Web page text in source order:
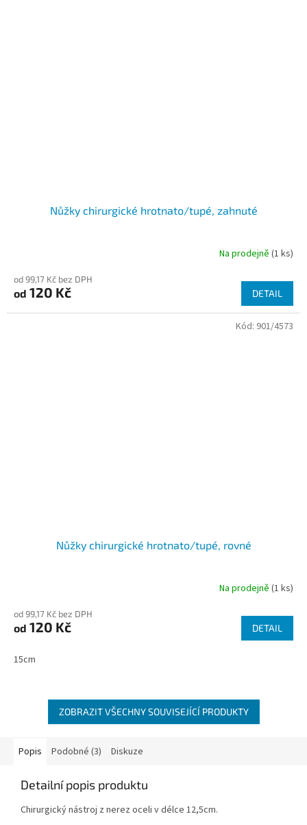
Nůžky chirurgické hrotnato/tupé, zahnuté
Na prodejně (1 ks)
od 99,17 Kč bez DPH
od 120 Kč DETAIL
Nůžky chirurgické hrotnato/tupé, rovné
Na prodejně (1 ks)
od 99,17 Kč bez DPH
od 120 Kč DETAIL
15cm
Kód: 901/4573
ZOBRAZIT VŠECHNY SOUVISEJÍCÍ PRODUKTY
Popis Podobné (3) Diskuze
Detailní popis produktu
Chirurgický nástroj z nerez oceli v délce 12,5cm.